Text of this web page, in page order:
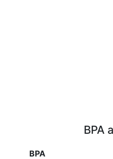
BPA
BPA